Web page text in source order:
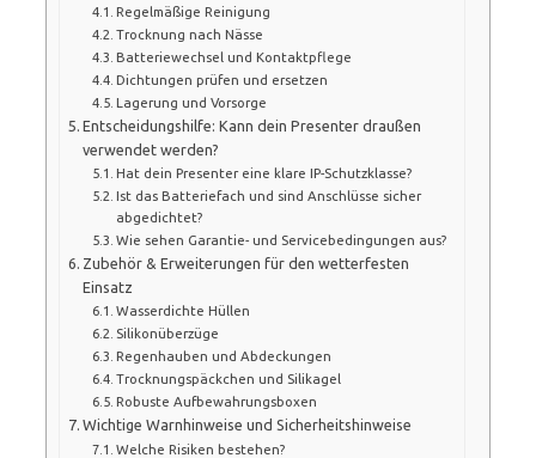
Regelmäßige Reinigung
Trocknung nach Nässe
Batteriewechsel und Kontaktpflege
Dichtungen prüfen und ersetzen
Lagerung und Vorsorge
Entscheidungshilfe: Kann dein Presenter draußen
verwendet werden?
Hat dein Presenter eine klare IP-Schutzklasse?
Ist das Batteriefach und sind Anschlüsse sicher
abgedichtet?
Wie sehen Garantie- und Servicebedingungen aus?
Zubehör & Erweiterungen für den wetterfesten
Einsatz
Wasserdichte Hüllen
Silikonüberzüge
Regenhauben und Abdeckungen
Trocknungspäckchen und Silikagel
Robuste Aufbewahrungsboxen
Wichtige Warnhinweise und Sicherheitshinweise
Welche Risiken bestehen?